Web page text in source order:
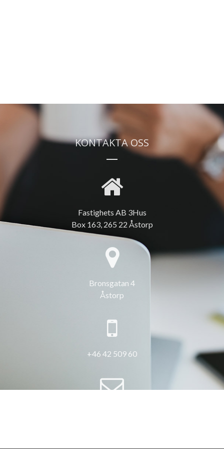
KONTAKTA OSS
Fastighets AB 3Hus
Box 163, 265 22 Åstorp
Bronsgatan 4
Åstorp
+46 42 509 60